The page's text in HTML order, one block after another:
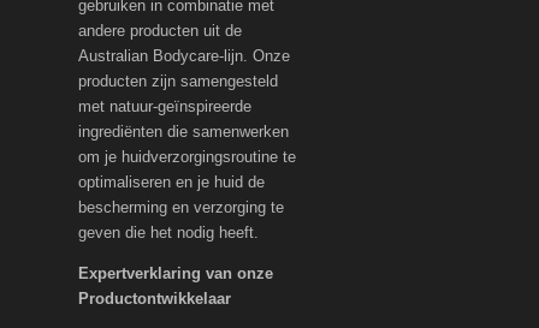
gebruiken in combinatie met
andere producten uit de
Australian Bodycare-lijn. Onze
producten zijn samengesteld
met natuur-geïnspireerde
ingrediënten die samenwerken
om je huidverzorgingsroutine te
optimaliseren en je huid de
bescherming en verzorging te
geven die het nodig heeft.
Expertverklaring van onze
Productontwikkelaar